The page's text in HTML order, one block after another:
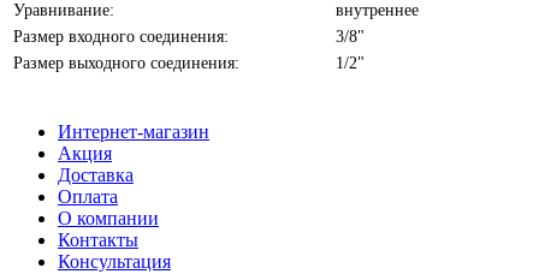
Уравнивание:
внутреннее
Размер входного соединения:
3/8"
Размер выходного соединения:
1/2"
Интернет-магазин
Акция
Доставка
Оплата
О компании
Контакты
Консультация